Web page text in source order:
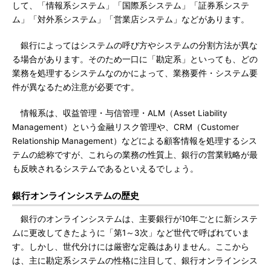
して、「情報系システム」「国際系システム」「証券系システ
ム」「対外系システム」「営業店システム」などがあります。
銀行によってはシステムの呼び方やシステムの分割方法が異な
る場合があります。そのため一口に「勘定系」といっても、どの
業務を処理するシステムなのかによって、業務要件・システム要
件が異なるため注意が必要です。
情報系は、収益管理・与信管理・ALM（Asset Liability
Management）という金融リスク管理や、CRM（Customer
Relationship Management）などによる顧客情報を処理するシス
テムの総称ですが、これらの業務の性質上、銀行の営業戦略が最
も反映されるシステムであるといえるでしょう。
銀行オンラインシステムの歴史
銀行のオンラインシステムは、主要銀行が10年ごとに新システ
ムに更改してきたように「第1～3次」など世代で呼ばれていま
す。しかし、世代分けには厳密な定義はありません。ここから
は、主に勘定系システムの性格に注目して、銀行オンラインシス